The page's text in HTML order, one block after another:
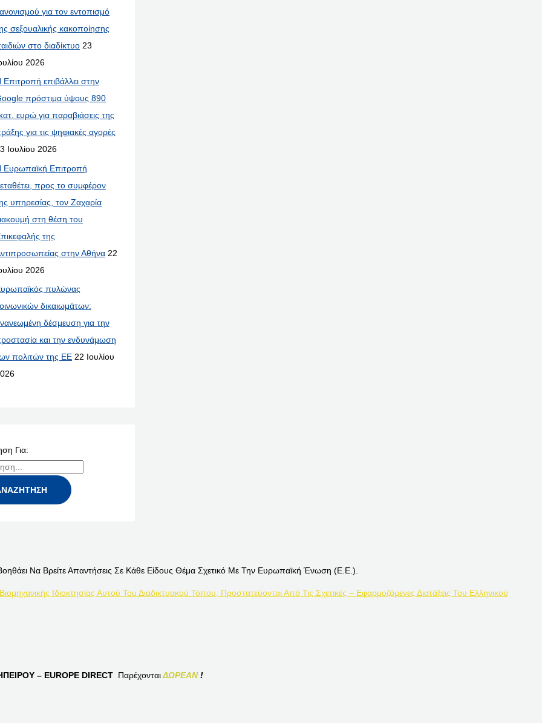
για τον εντοπισμό
σεξουαλικής κακοποίησης
στο διαδίκτυο 23
2026
Επιτροπή επιβάλλει στην
πρόστιμα ύψους 890
ευρώ για παραβιάσεις της
για τις ψηφιακές αγορές
Ιουλίου 2026
Ευρωπαϊκή Επιτροπή
προς το συμφέρον
υπηρεσίας, τον Ζαχαρία
στη θέση του
της
στην Αθήνα 22
2026
πυλώνας
δικαιωμάτων:
δέσμευση για την
και την ενδυνάμωση
πολιτών της ΕΕ 22 Ιουλίου
Για:
Να Βρείτε Απαντήσεις Σε Κάθε Είδους Θέμα Σχετικό Με Την Ευρωπαϊκή Ένωση (Ε.Ε.).
Ιδιοκτησίας Αυτού Του Διαδικτυακού Τόπου, Προστατεύονται Από Τις Σχετικές – Εφαρμοζόμενες Διατάξεις Του Ελληνικού
– EUROPE DIRECT ΠαρέχονταιΔΩΡΕΑΝ!